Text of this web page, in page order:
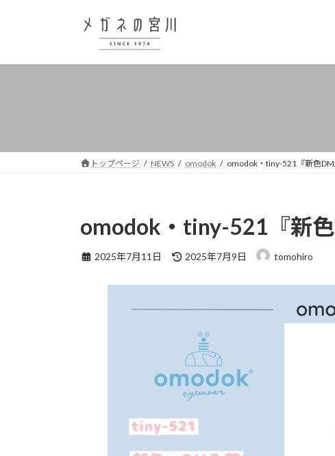
プ
動
トップページ NEWS omodok omodok・tiny-521『新色
omodok・tiny-521『新
2025年7月11日
最
日
2025年7月9日 tomohiro